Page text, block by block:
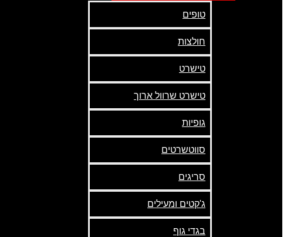
טופים
חולצות
טישרט
טישרט שרוול ארוך
גופיות
סווטשרטים
סריגים
ג'קטים ומעילים
בגדי גוף